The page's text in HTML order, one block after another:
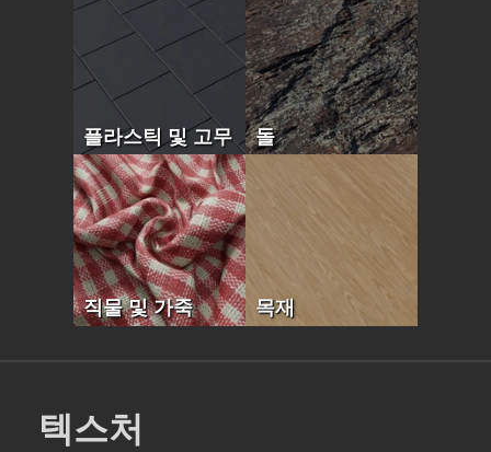
플라스틱 및 고무 돌
직물 및 가죽 목재
텍스처